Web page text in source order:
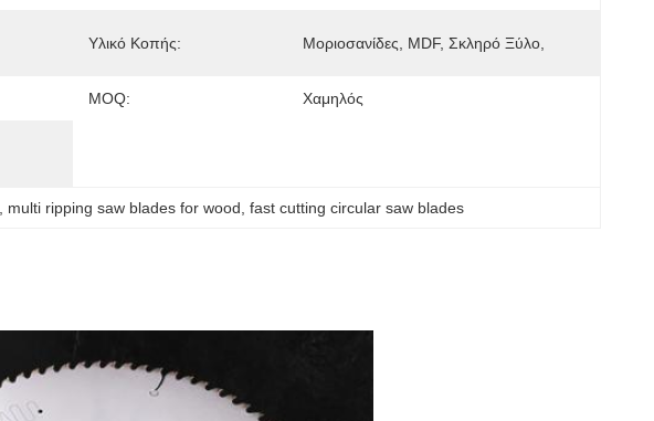
Υλικό Κοπής: Μοριοσανίδες, MDF, Σκληρό Ξύλο,
MOQ: Χαμηλός
multi ripping saw blades for wood , fast cutting circular saw blades